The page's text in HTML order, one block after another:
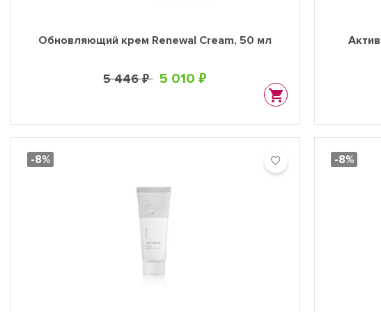
Обновляющий крем Renewal Cream, 50 мл
5 446 ₽ 5 010 ₽
-8% -8%